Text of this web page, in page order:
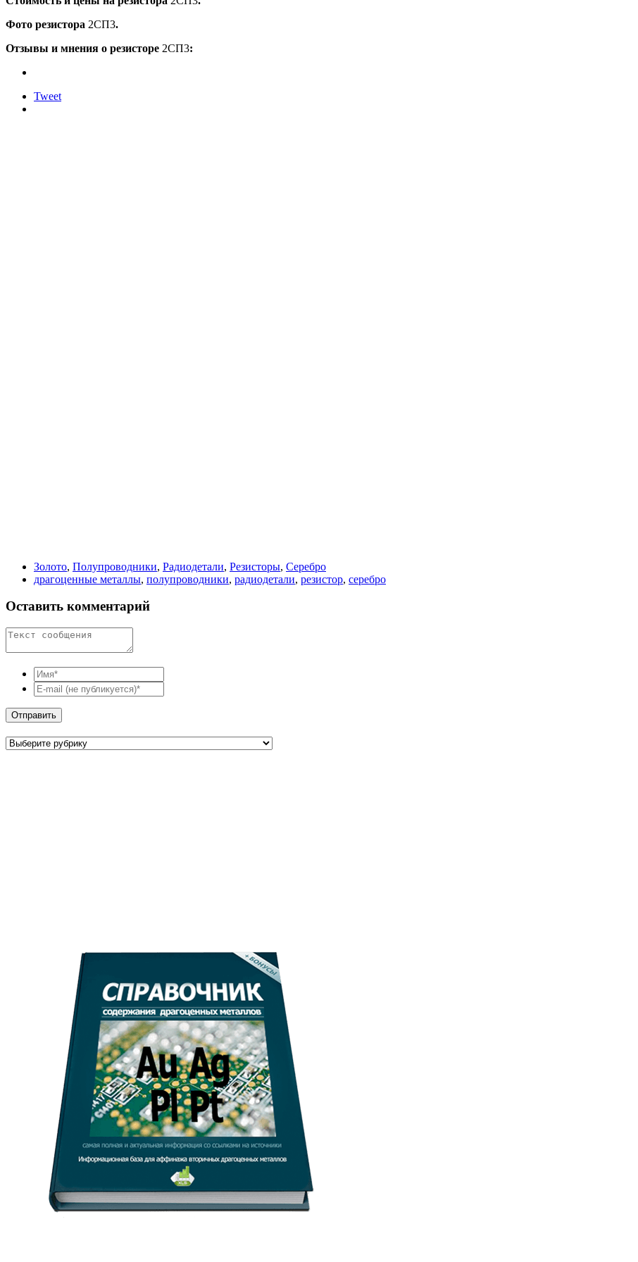
Фото резистора 2СП3.
Отзывы и мнения о резисторе 2СП3:
Tweet
Золото, Полупроводники, Радиодетали, Резисторы, Серебро
драгоценные металлы, полупроводники, радиодетали, резистор, серебро
Оставить комментарий